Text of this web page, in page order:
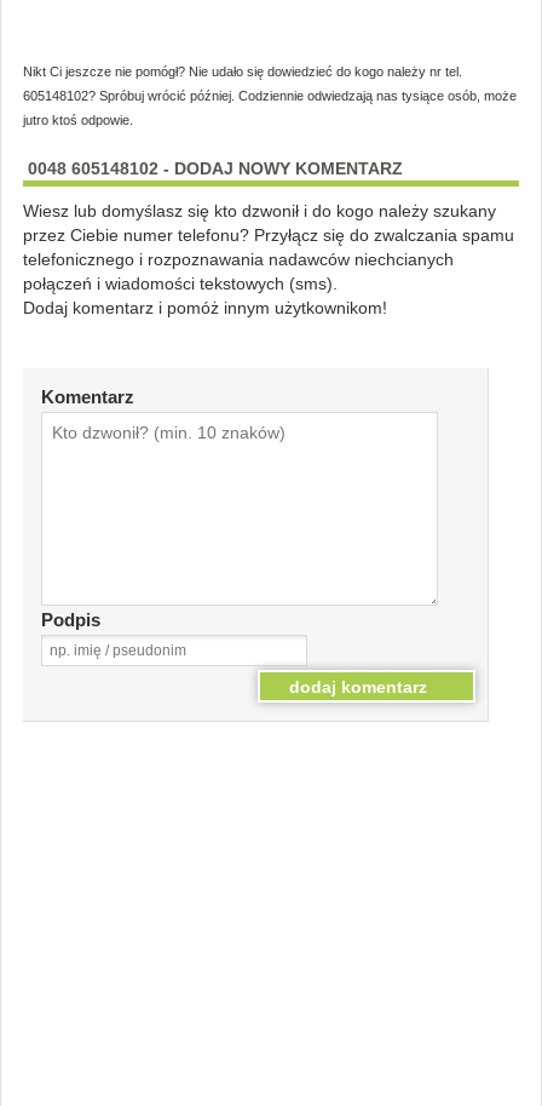
Nikt Ci jeszcze nie pomógł? Nie udało się dowiedzieć do kogo należy nr tel.
605148102? Spróbuj wrócić później. Codziennie odwiedzają nas tysiące osób, może
jutro ktoś odpowie.
0048 605148102 - DODAJ NOWY KOMENTARZ
Wiesz lub domyślasz się kto dzwonił i do kogo należy szukany
przez Ciebie numer telefonu? Przyłącz się do zwalczania spamu
telefonicznego i rozpoznawania nadawców niechcianych
połączeń i wiadomości tekstowych (sms).
Dodaj komentarz i pomóż innym użytkownikom!
Komentarz
Podpis